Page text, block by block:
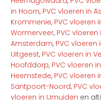
in Hoorn, PVC vloeren in
Krommenie, PVC vloeren
Wormerveer, PVC
Amsterdam, PVC
Uitgeest, PVC vloeren in
Hoofddorp, PVC vloeren
Heemstede, PVC vloeren
Santpoort-Noord, PVC
vloeren in IJmuiden en